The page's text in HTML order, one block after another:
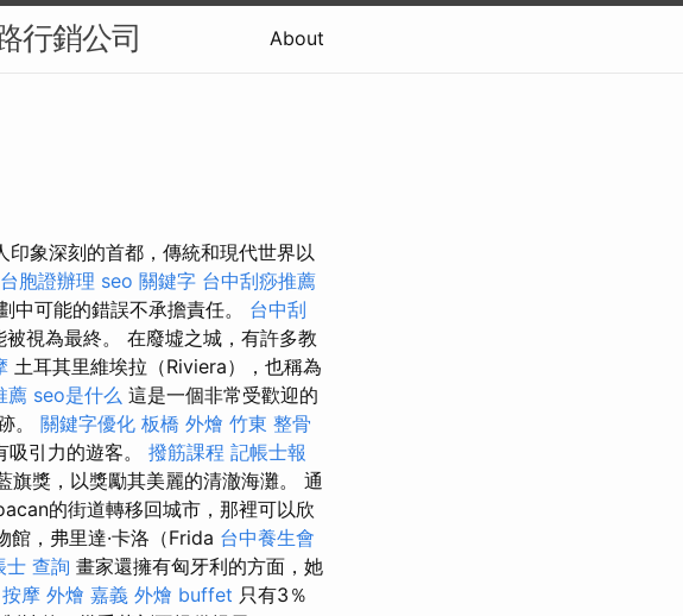
行銷公司 About
象深刻的首都，傳統和現代世界以
台胞證辦理 seo 關鍵字 台中刮痧推薦
中可能的錯誤不承擔責任。 台中刮
視為最終。 在廢墟之城，有許多教
土耳其里維埃拉（Riviera），也稱為
薦 seo是什么 這是一個非常受歡迎的
。 關鍵字優化 板橋 外燴 竹東 整骨
引力的遊客。 撥筋課程 記帳士報
獎，以獎勵其美麗的清澈海灘。 通
的街道轉移回城市，那裡可以欣
，弗里達·卡洛（Frida 台中養生會
士 查詢 畫家還擁有匈牙利的方面，她
摩 外燴 嘉義 外燴 buffet 只有3％